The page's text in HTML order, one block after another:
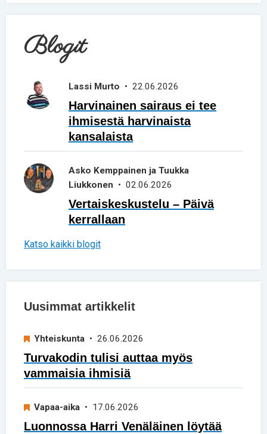
Blogit
Lassi Murto • 22.06.2026
Harvinainen sairaus ei tee
ihmisestä harvinaista
kansalaista
Asko Kemppainen ja Tuukka
Liukkonen • 02.06.2026
Vertaiskeskustelu – Päivä
kerrallaan
Katso kaikki blogit
Uusimmat artikkelit
Yhteiskunta • 26.06.2026
Turvakodin tulisi auttaa myös
vammaisia ihmisiä
Vapaa-aika • 17.06.2026
Luonnossa Harri Venäläinen löytää